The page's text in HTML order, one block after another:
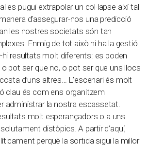
es pugui extrapolar un col·lapse així tal
d’assegurar-nos una predicció
les nostres societats són tan
Enmig de tot això hi ha la gestió
hi resultats molt diferents: es poden
o pot ser que no, o pot ser que uns llocs
d’uns altres… L’escenari és molt
clau és com ens organitzem
administrar la nostra escassetat.
molt esperançadors o a uns
distòpics. A partir d’aquí,
perquè la sortida sigui la millor